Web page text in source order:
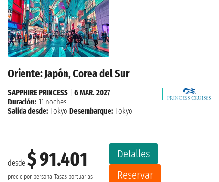
Oriente: Japón, Corea del Sur
desde $ 91.401
precio por persona Tasas portuarias
Detalles
Reservar
SAPPHIRE PRINCESS
6 MAR. 2027
Duración: 11 noches
Salida desde: Tokyo Desembarque: Tokyo